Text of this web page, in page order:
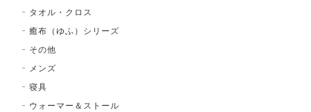
タオル・クロス
癒布（ゆふ）シリーズ
その他
メンズ
寝具
ウォーマー＆ストール